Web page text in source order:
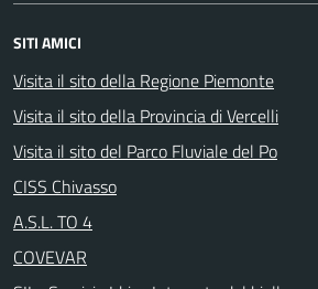
SITI AMICI
Visita il sito della Regione Piemonte
Visita il sito della Provincia di Vercelli
Visita il sito del Parco Fluviale del Po
CISS Chivasso
A.S.L. TO 4
COVEVAR